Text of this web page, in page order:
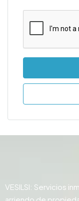
VESILSI: Servicios